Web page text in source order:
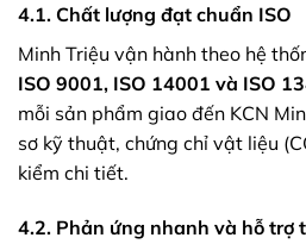
4.1. Chất lượng đạt chuẩn ISO
Minh Triệu vận hành theo hệ
ISO 9001, ISO 14001 và ISO
mỗi sản phẩm giao đến KCN
sơ kỹ thuật, chứng chỉ vật liệu
kiểm chi tiết.
4.2. Phản ứng nhanh và hỗ trợ